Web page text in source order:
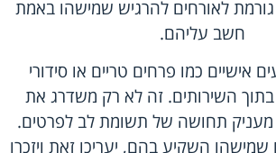
לאורחים להרגיש שמישהו באמת
חשב עליהם.
אישיים כמו פרחים טריים או סידורי
בתוך השירותים. זה לא רק משדרג את
תחושה של תשומת לב לפרטים.
השקיע בהם, יעריכו זאת ויזכרו